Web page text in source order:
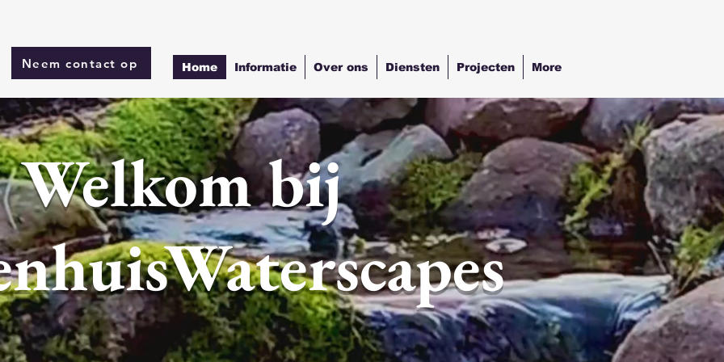
Neem contact op Home Informatie Over ons Diensten Projecten More
Welkom bij